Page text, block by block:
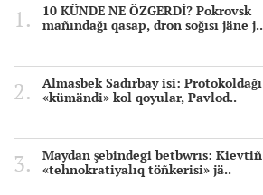
10 KÜNDE NE ÖZGERDİ? Pokrovsk
mañındağı qasap, dron soğısı jäne j..
Almasbek Sadırbay isi: Protokoldağı
«kümändi» kol qoyular, Pavlod..
Maydan şebindegi betbwrıs: Kievtiñ
«tehnokratiyalıq töñkerisi» jä..